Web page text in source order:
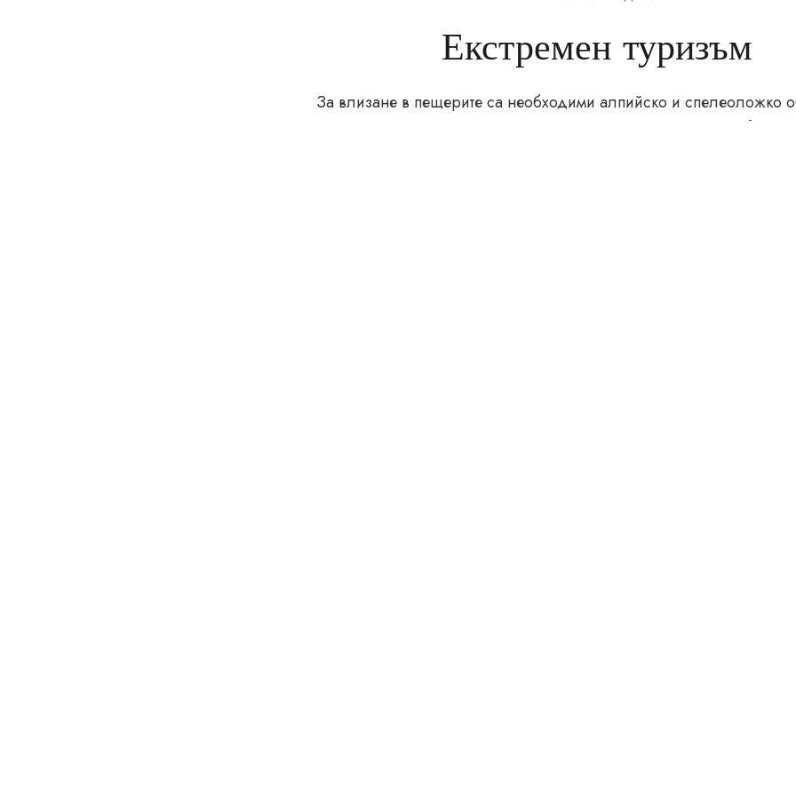
Екстремен туризъм
За влизане в пещерите са необходими алпийско и спелеоложко
пещерен клуб